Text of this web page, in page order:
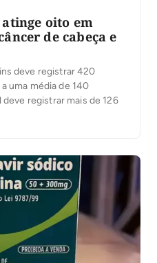
oito em
de cabeça e
deve registrar 420
uma média de 140
registrar mais de 126